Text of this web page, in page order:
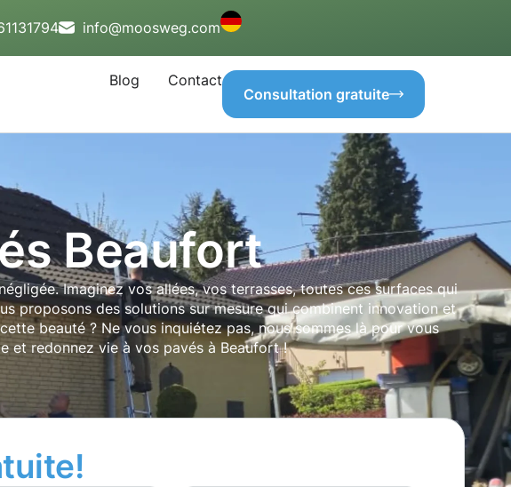
info@moosweg.com
Blog
Contact
Consultation gratuite
Beaufort
Imaginez vos allées, vos terrasses, toutes ces surfaces qui
proposons des solutions sur mesure qui combinent innovation et
beauté ? Ne vous inquiétez pas, nous sommes là pour vous
et redonnez vie à vos pavés à Beaufort !